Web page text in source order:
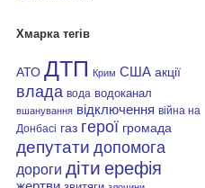
Хмарка тегів
АТО ДТП Крим США акції
влада вода водоканал
вшанування відключення війна на
Донбасі газ герої громада
депутати допомога
дороги діти ерефія